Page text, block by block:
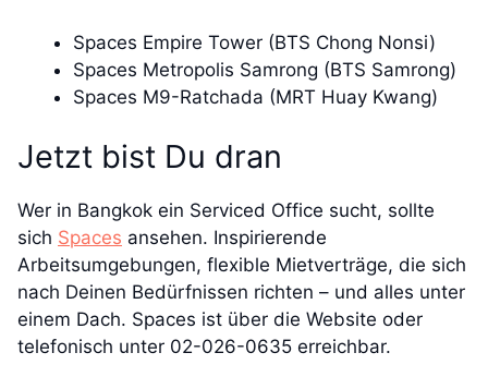
Spaces Empire Tower (BTS Chong Nonsi)
Spaces Metropolis Samrong (BTS Samrong)
Spaces M9-Ratchada (MRT Huay Kwang)
Jetzt bist Du dran
Wer in Bangkok ein Serviced Office sucht, sollte
sich Spaces ansehen. Inspirierende
Arbeitsumgebungen, flexible Mietverträge, die sich
nach Deinen Bedürfnissen richten – und alles unter
einem Dach. Spaces ist über die Website oder
telefonisch unter 02-026-0635 erreichbar.